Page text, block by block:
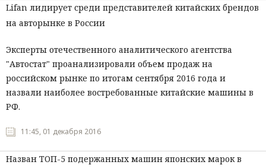
Lifan лидирует среди представителей китайских брендов
на авторынке в России
Эксперты отечественного аналитического агентства
"Автостат" проанализировали объем продаж на
российском рынке по итогам сентября 2016 года и
назвали наиболее востребованные китайские машины в
РФ.
11:45, 01 декабря 2016
Назван ТОП-5 подержанных машин японских марок в